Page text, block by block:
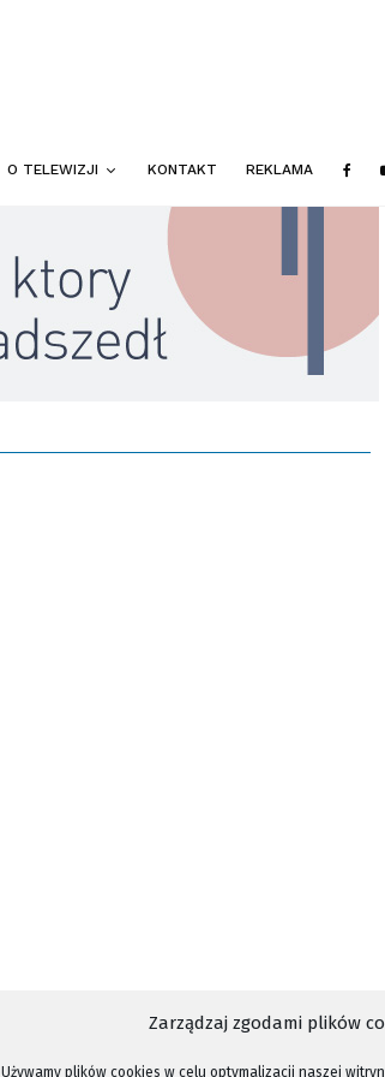
Zarządzaj zgodami plików
Używamy plików cookies w celu optymalizacji naszej
O TELEWIZJI KONTAKT REKLAMA